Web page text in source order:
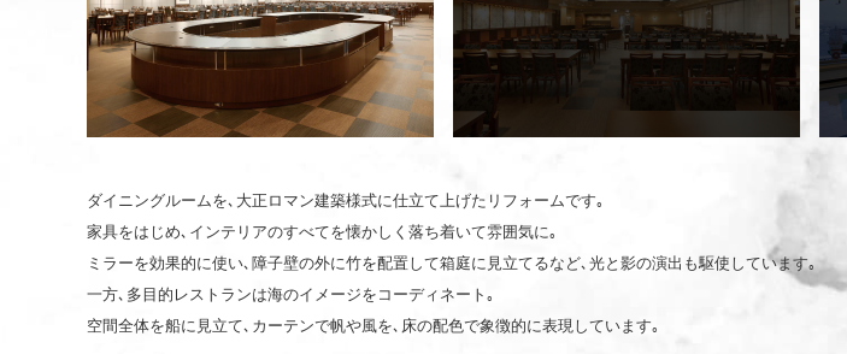
ダイニングルームを､大正ロマン建築様式に仕立て上げたリフォームです｡
家具をはじめ､インテリアのすべてを懐かしく落ち着いて雰囲気に｡
ミラーを効果的に使い､障子壁の外に竹を配置して箱庭に見立てるなど､光と影の演出も駆使しています｡
一方､多目的レストランは海のイメージをコーディネート｡
空間全体を船に見立て､カーテンで帆や風を､床の配色で象徴的に表現しています｡